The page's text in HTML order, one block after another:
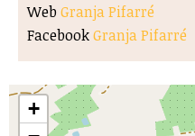
Web Granja Pifarré
FacebookGranja Pifarré
+